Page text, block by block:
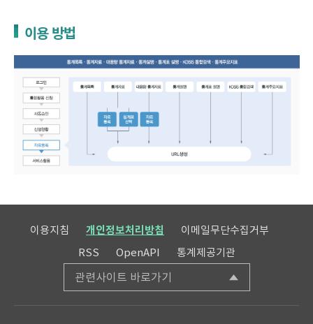
이용 방법
이용지침 개인정보처리방침
이메일무단수집거부
RSS
OpenAPI 통계제공기관
관련사이트 바로가기